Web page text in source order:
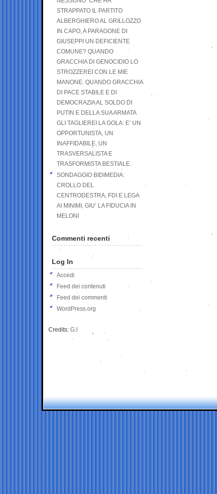
STRAPPATO IL PARTITO
ALBERGHIERO AL GRILLOZZO
IN CAPO, A PARAGONE DI
GIUSEPPI UN DEFICIENTE
COMUNE? QUANDO
GRACCHIA DI GENOCIDIO LO
STROZZEREI CON LE MIE
MANONE. QUANDO GRACCHIA
DI PACE STABILE E DI
DEMOCRAZIA AL SOLDO DI
PUTIN E DELLA SUA ARMATA
GLI TAGLIEREI LA GOLA: E’ UN
OPPORTUNISTA, UN
INAFFIDABILE, UN
TRASVERSALISTA E
TRASFORMISTA BESTIALE.
SONDAGGIO BIDIMEDIA:
CROLLO DEL
CENTRODESTRA, FDI E LEGA
AI MINIMI, GIU’ LA FIDUCIA IN
MELONI
Commenti recenti
Log In
Accedi
Feed dei contenuti
Feed dei commenti
WordPress.org
Credits: G.I